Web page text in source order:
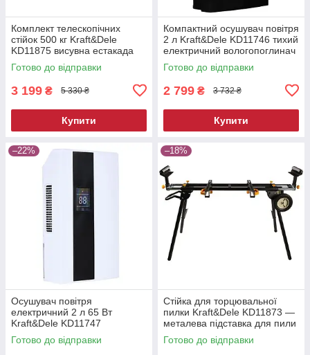
Комплект телескопічних
стійок 500 кг Kraft&Dele
KD11875 висувна естакада
Готово до відправки
3 199 ₴ 5 330 ₴
Купити
Компактний осушувач повітря
2 л Kraft&Dele KD11746 тихий
електричний вологопоглинач
Готово до відправки
2 799 ₴ 3 732 ₴
Купити
–22%
Осушувач повітря
електричний 2 л 65 Вт
Kraft&Dele KD11747
побутовий вологопоглинач
Готово до відправки
–18%
Стійка для торцювальної
пилки Kraft&Dele KD11873 —
металева підставка для пили
Готово до відправки